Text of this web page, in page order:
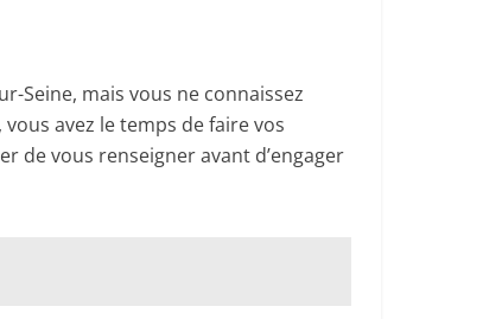
Seine, mais vous ne connaissez
avez le temps de faire vos
de vous renseigner avant d’engager